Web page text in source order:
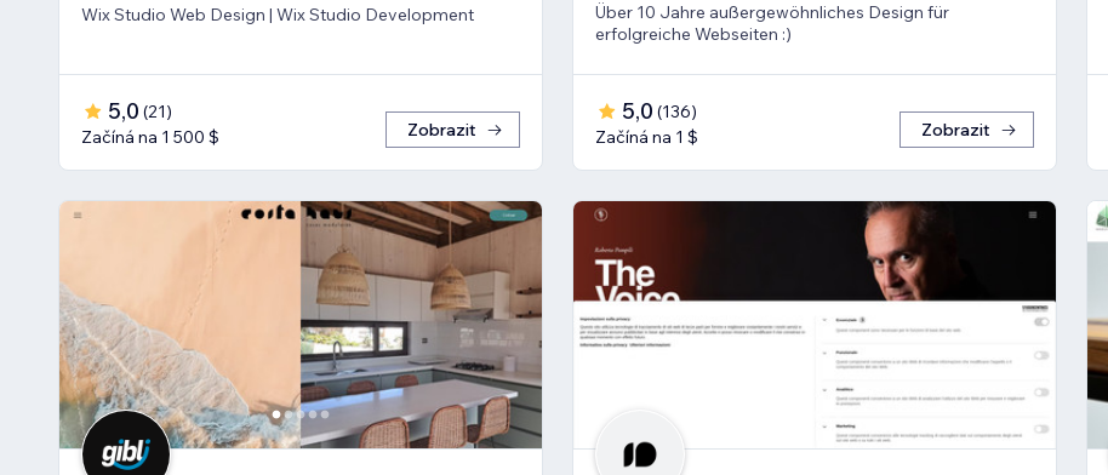
Wix Studio Web Design | Wix Studio Development
5,0 (21)
Začíná na 1 500 $
Zobrazit
Über 10 Jahre außergewöhnliches Design für
erfolgreiche Webseiten :)
5,0 (136)
Začíná na 1 $
Zobrazit